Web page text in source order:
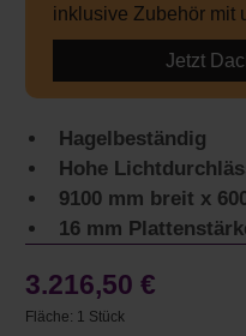
inklusive Zubehör mit
Jetzt
Hagelbeständig
Hohe
9100 mm breit x
16 mm
3.216,50 €
Fläche: 1 Stück